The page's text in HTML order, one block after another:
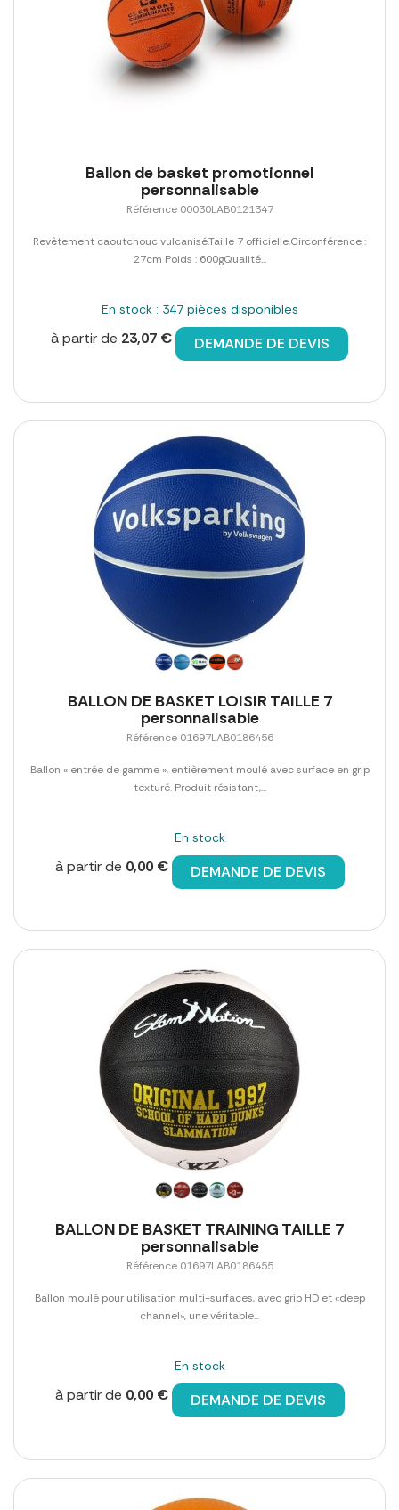
Ballon de basket promotionnel
personnalisable
Référence 00030LAB0121347
Revêtement caoutchouc vulcanisé.Taille 7 officielle.Circonférence :
27cm Poids : 600gQualité...
En stock : 347 pièces disponibles
à partir de 23,07 € DEMANDE DE DEVIS
BALLON DE BASKET LOISIR TAILLE 7
personnalisable
Référence 01697LAB0186456
Ballon « entrée de gamme », entièrement moulé avec surface en grip
texturé. Produit résistant,...
En stock
à partir de 0,00 € DEMANDE DE DEVIS
BALLON DE BASKET TRAINING TAILLE 7
personnalisable
Référence 01697LAB0186455
Ballon moulé pour utilisation multi-surfaces, avec grip HD et «deep
channel», une véritable...
En stock
à partir de 0,00 € DEMANDE DE DEVIS